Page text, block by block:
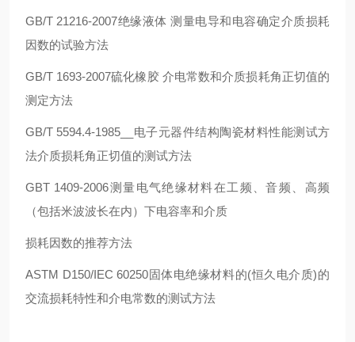
GB/T 21216-2007绝缘液体 测量电导和电容确定介质损耗
因数的试验方法
GB/T 1693-2007硫化橡胶 介电常数和介质损耗角正切值的
测定方法
GB/T 5594.4-1985__电子元器件结构陶瓷材料性能测试方
法介质损耗角正切值的测试方法
GBT 1409-2006测量电气绝缘材料在工频、音频、高频
（包括米波波长在内）下电容率和介质
损耗因数的推荐方法
ASTM D150/IEC 60250固体电绝缘材料的(恒久电介质)的
交流损耗特性和介电常数的测试方法